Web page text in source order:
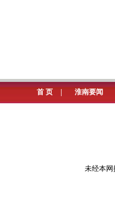
首 页 淮南要闻
未经本